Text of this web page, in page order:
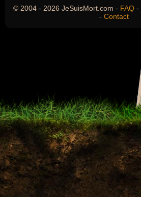
© 2004 - 2026 JeSuisMort.com - FAQ -
- Contact